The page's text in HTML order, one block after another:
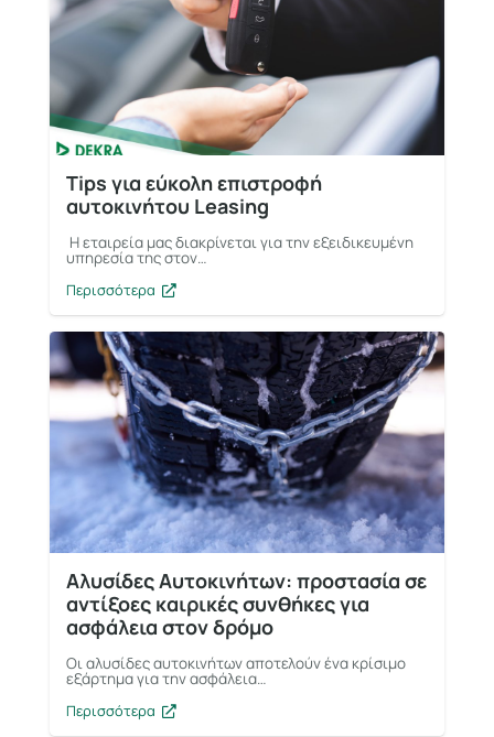
Tips για εύκολη επιστροφή
αυτοκινήτου Leasing
Η εταιρεία μας διακρίνεται για την εξειδικευμένη
υπηρεσία της στον…
Περισσότερα
Αλυσίδες Αυτοκινήτων: προστασία σε
αντίξοες καιρικές συνθήκες για
ασφάλεια στον δρόμο
Οι αλυσίδες αυτοκινήτων αποτελούν ένα κρίσιμο
εξάρτημα για την ασφάλεια…
Περισσότερα